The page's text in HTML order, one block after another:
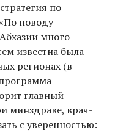
по
поводу
много
известна была
регионах (в
главный
минздраве, врач-
с уверенностью: